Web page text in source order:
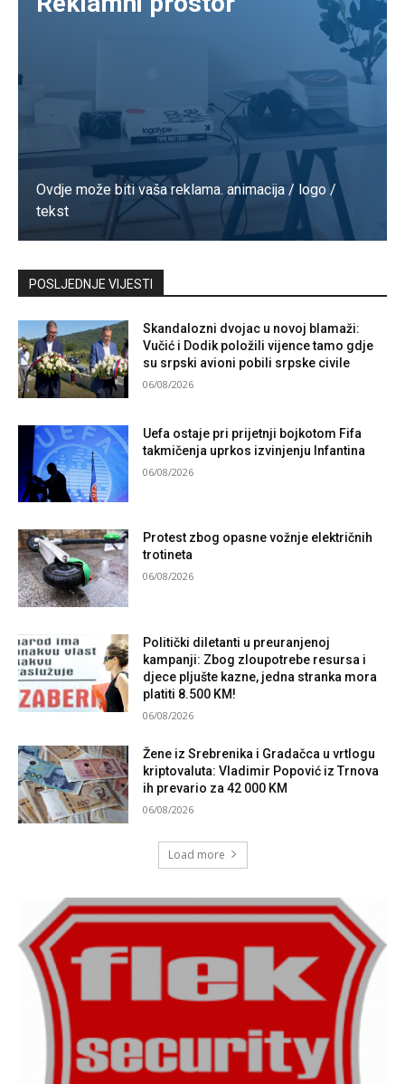
Ovdje može biti vaša reklama. animacija / logo /
tekst
Kontaktirajte nas
POSLJEDNJE VIJESTI
Skandalozni dvojac u novoj blamaži:
Vučić i Dodik položili vijence tamo gdje
su srpski avioni pobili srpske civile
06/08/2026
Uefa ostaje pri prijetnji bojkotom Fifa
takmičenja uprkos izvinjenju Infantina
06/08/2026
Protest zbog opasne vožnje električnih
trotineta
06/08/2026
Politički diletanti u preuranjenoj
kampanji: Zbog zloupotrebe resursa i
djece pljušte kazne, jedna stranka mora
platiti 8.500 KM!
06/08/2026
Žene iz Srebrenika i Gradačca u vrtlogu
kriptovaluta: Vladimir Popović iz Trnova
ih prevario za 42 000 KM
06/08/2026
Load more